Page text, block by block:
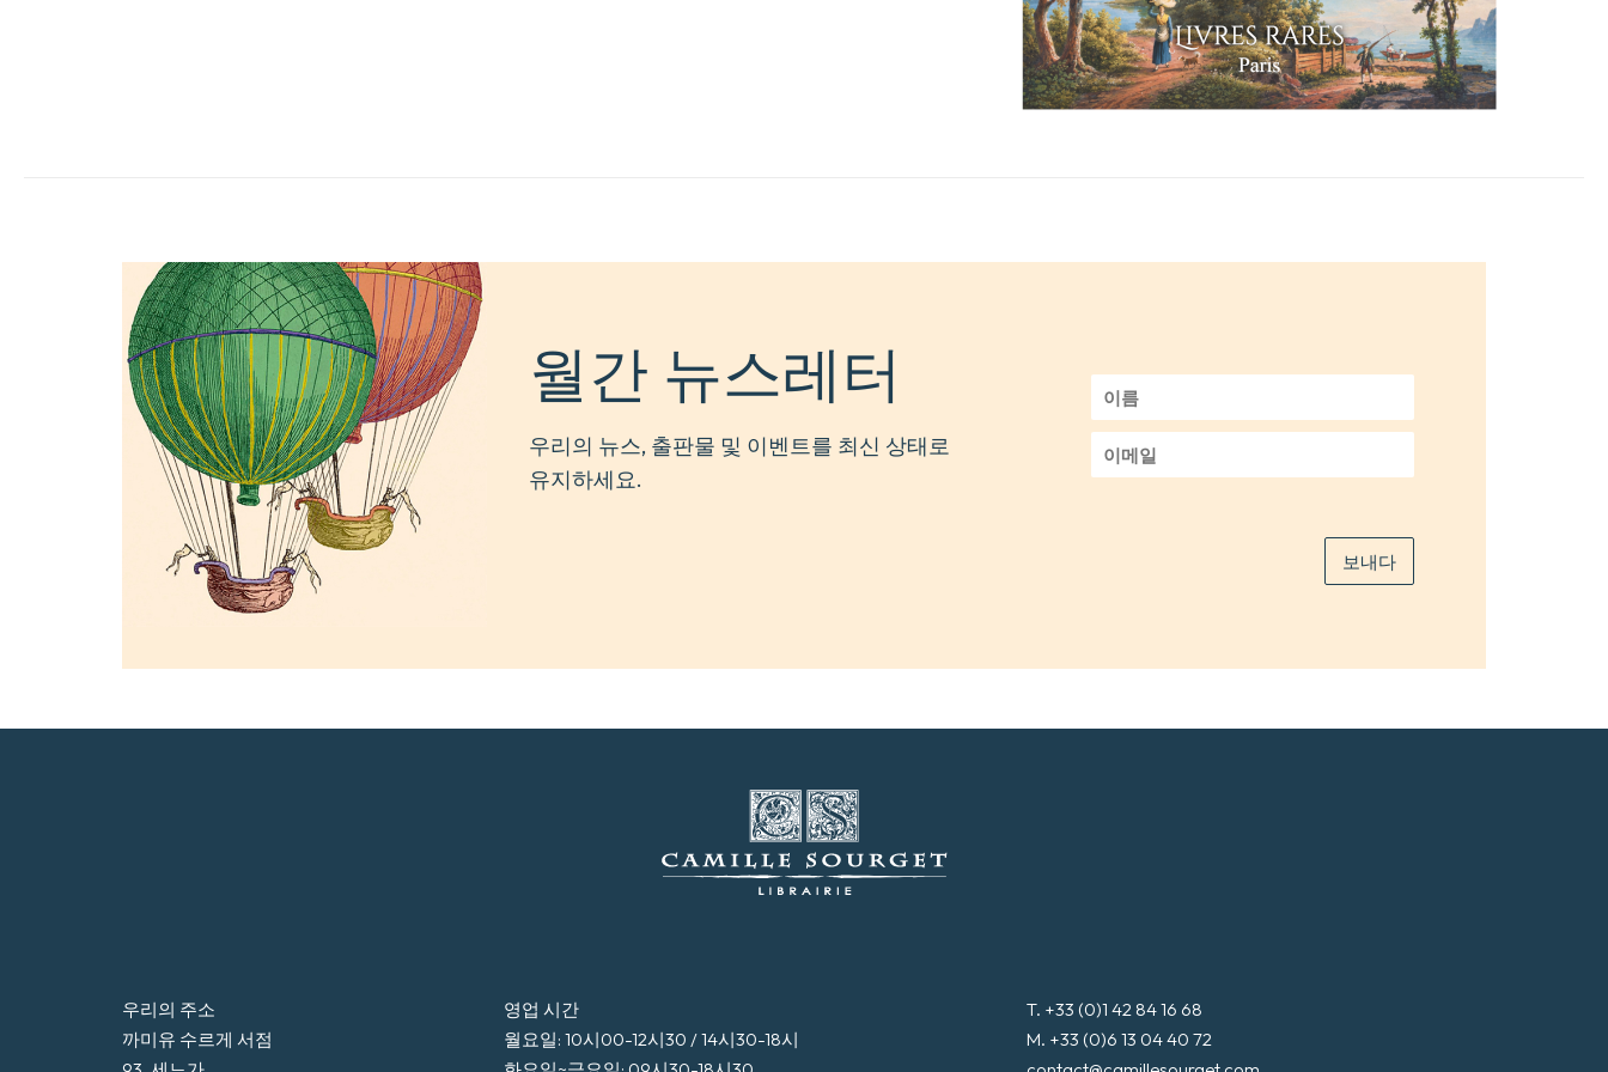
월간 뉴스레터
우리의 뉴스, 출판물 및 이벤트를 최신 상태로
유지하세요.
이
름
*이
메
보내다
우리의 주소
까미유 수르게 서점
영업 시간
월요일: 10시00-12시30 / 14시30-18시
T. +33 (0)1 42 84 16 68
M. +33 (0)6 13 04 40 72